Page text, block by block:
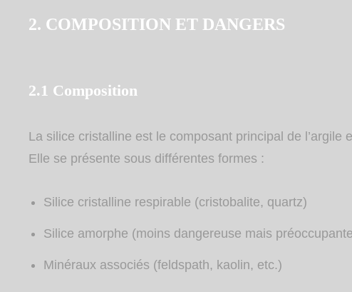
2. COMPOSITION ET DANGERS
2.1 Composition
La silice cristalline est le composant principal de l’argile
Elle se présente sous différentes formes :
Silice cristalline respirable (cristobalite, quartz)
Silice amorphe (moins dangereuse mais
Minéraux associés (feldspath, kaolin, etc.)